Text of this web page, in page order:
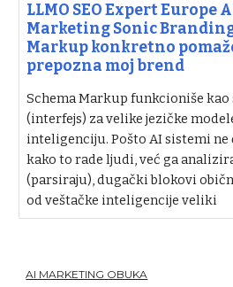
LLMO SEO Expert Europe
Marketing Sonic
Markup konkretno
prepozna moj brend
Schema Markup funkcioniše kao
(interfejs) za velike jezičke
inteligenciju. Pošto AI sistemi
kako to rade ljudi, već ga
(parsiraju), dugački blokovi
od veštačke inteligencije veliki
AI MARKETING OBUKA